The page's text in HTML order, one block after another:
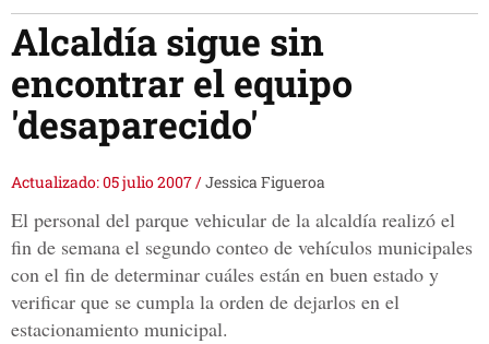
Alcaldía sigue sin
encontrar el equipo
'desaparecido'
Actualizado: 05 julio 2007/Jessica Figueroa
El personal del parque vehicular de la alcaldía realizó el
fin de semana el segundo conteo de vehículos municipales
con el fin de determinar cuáles están en buen estado y
verificar que se cumpla la orden de dejarlos en el
estacionamiento municipal.